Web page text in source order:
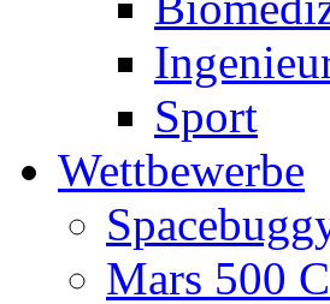
Sport
Wettbewerbe
Mars 500